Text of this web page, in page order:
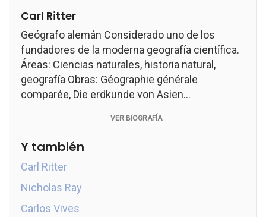
Carl Ritter
Geógrafo alemán Considerado uno de los
fundadores de la moderna geografía científica.
Áreas: Ciencias naturales, historia natural,
geografía Obras: Géographie générale
comparée, Die erdkunde von Asien...
VER BIOGRAFÍA
Y también
Carl Ritter
Nicholas Ray
Carlos Vives